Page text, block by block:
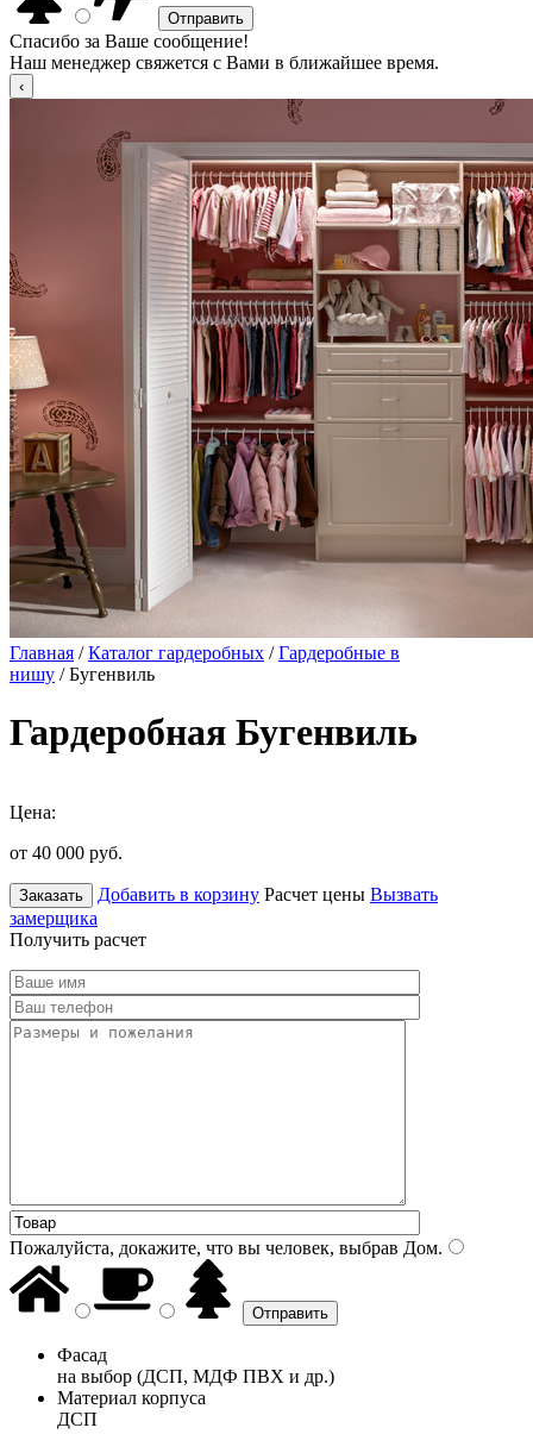
Спасибо за Ваше сообщение!
Наш менеджер свяжется с Вами в ближайшее время.
Главная /Каталог гардеробных /Гардеробные в
нишу / Бугенвиль
Гардеробная Бугенвиль
Цена:
от 40 000 руб.
Заказать Добавить в корзину Расчет цены Вызвать
замерщика
Получить расчет
Пожалуйста, докажите, что вы человек, выбрав Дом.
Фасад
на выбор (ДСП, МДФ ПВХ и др.)
Материал корпуса
ДСП